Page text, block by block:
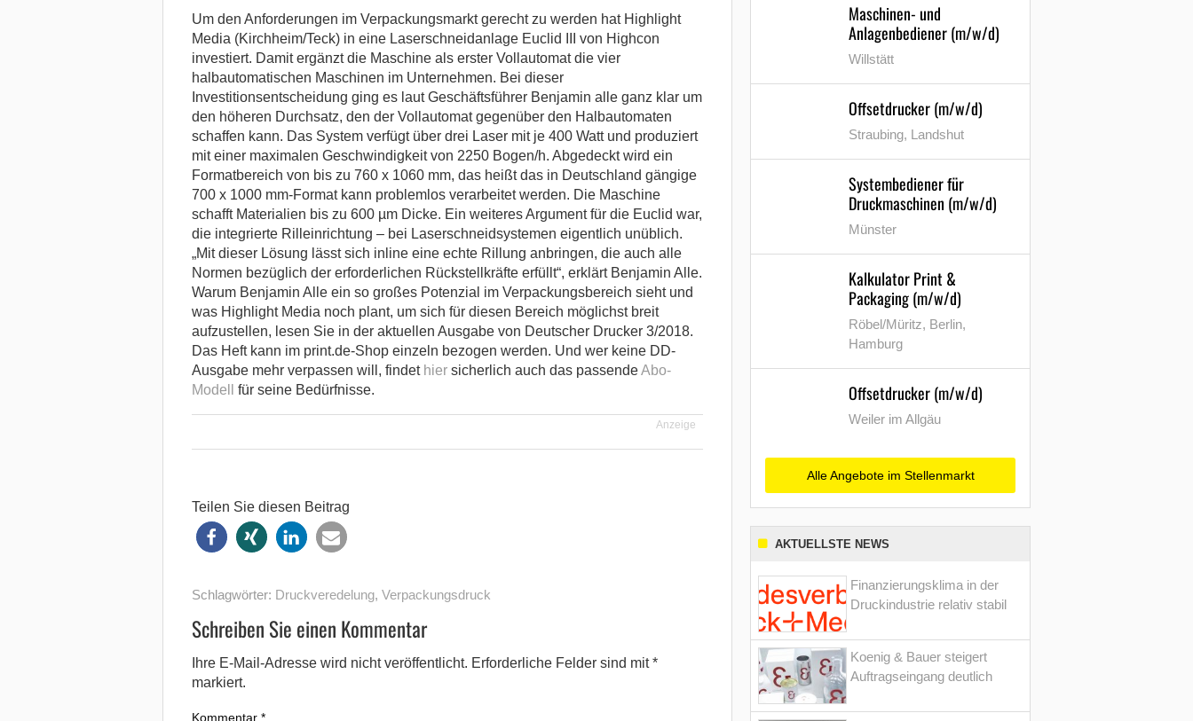
Um den Anforderungen im Verpackungsmarkt gerecht zu werden hat Highlight
Media (Kirchheim/Teck) in eine Laserschneidanlage Euclid III von Highcon
investiert. Damit ergänzt die Maschine als erster Vollautomat die vier
halbautomatischen Maschinen im Unternehmen. Bei dieser
Investitionsentscheidung ging es laut Geschäftsführer Benjamin alle ganz klar um
den höheren Durchsatz, den der Vollautomat gegenüber den Halbautomaten
schaffen kann. Das System verfügt über drei Laser mit je 400 Watt und produziert
mit einer maximalen Geschwindigkeit von 2250 Bogen/h. Abgedeckt wird ein
Formatbereich von bis zu 760 x 1060 mm, das heißt das in Deutschland gängige
700 x 1000 mm-Format kann problemlos verarbeitet werden. Die Maschine
schafft Materialien bis zu 600 µm Dicke. Ein weiteres Argument für die Euclid war,
die integrierte Rilleinrichtung – bei Laserschneidsystemen eigentlich unüblich.
„Mit dieser Lösung lässt sich inline eine echte Rillung anbringen, die auch alle
Normen bezüglich der erforderlichen Rückstellkräfte erfüllt“, erklärt Benjamin Alle.
Warum Benjamin Alle ein so großes Potenzial im Verpackungsbereich sieht und
was Highlight Media noch plant, um sich für diesen Bereich möglichst breit
aufzustellen, lesen Sie in der aktuellen Ausgabe von Deutscher Drucker 3/2018.
Das Heft kann im print.de-Shop einzeln bezogen werden. Und wer keine DD-
Ausgabe mehr verpassen will, findet hiersicherlich auch das passendeAbo-
Modell
für seine Bedürfnisse.
Anzeige
Teilen Sie diesen Beitrag
Schlagwörter: Druckveredelung, Verpackungsdruck
Schreiben Sie einen Kommentar
Ihre E-Mail-Adresse wird nicht veröffentlicht. Erforderliche Felder sind mit*
markiert.
Kommentar *
Maschinen- und
Anlagenbediener (m/w/d)
Willstätt
Offsetdrucker (m/w/d)
Straubing, Landshut
Systembediener für
Druckmaschinen (m/w/d)
Münster
Kalkulator Print &
Packaging (m/w/d)
Röbel/Müritz, Berlin,
Hamburg
Offsetdrucker (m/w/d)
Weiler im Allgäu
Alle Angebote im Stellenmarkt
AKTUELLSTE NEWS
Finanzierungsklima in der
Druckindustrie relativ stabil
Koenig & Bauer steigert
Auftragseingang deutlich